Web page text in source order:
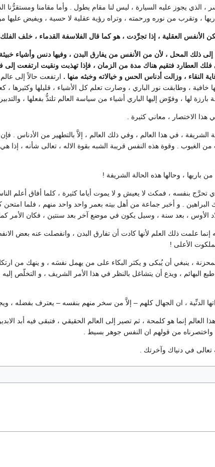
الذي يجوز عليه السيارة ، ليس لنا مقام يطول . وأما مقامنا ومستقرُّنا
، وتقرب من نوره ورحمته ، وتراه رؤية عقلية لا حسية ، ويفيض عليها
الأنفس العقلية ، إذا تجرَّدت ، هو كما قال الفلاسفة القدماء ، خلف
ذلك المحل ، لأن من الأنفس من يفارق البدن ، وفيها دنس وأشياء خبيثة
فلك العطارد فتقيم هناك مدة من الزمان ، فإذا تهذبت ونقيت ارتفعت
النقاء ، وزالت أدناس الحس و خيالاته وخبثه منها . ارتفعت حالاً إلى
، وطابقت نور الباري ، وصارت تعلم كل الأشياء ، قليلها وكثيرها ،
لها ، وفوّض إليها الباري أشياء من سياسة العالم تلتذُّ بفعلها ،
الاختصار ، معاني كثيرة .
الشريفة ، في هذا العالم ، وفي ذلك العالم ، إلاَّ بالتطهير من الأدناس .
من الغيوب . وقوة هذه النفس قريبة الشبه بقوة الاله ، تعالى شأنه ،
، وحالها هذه الحالة الشريفة !
بنفسه ، فمكث لا يعيش و لا يموت أياما كثيرة ، كلما أفاق أعلم
. و أخبر جماعة من أهل بيته بعمر واحد واحد منهم ، فلما امتحن
الأوس ، بعد سنة ، وسيل يكون في موضع آخر بعد سنتين ، فكان الأمر كما
علمت ذلك العلم لأنها كادت أن تفارق البدن ، وانفصلت عنه بعض
الأعلى !
، ينبغي أن يُبكى و يكثر البكاء على من يهمل نفسَه ، و ينهك من
البهائم ، ويدع أن يتشاغل بالنظر في هذا الأمر الشريف ، و التخلّص
الدنِّية ، ان الجهال كلهم – إلاَّ من سخر منهم بنفسه – يعترف بفضله ،
العالم إنما هو كلمحة ، ثم تصير إلى العالم الحقيقي ، فتبقى فيه أبد
واختصرناه من قولهم ان النفس جوهر بسيط .
في دنياك وآخرتك .